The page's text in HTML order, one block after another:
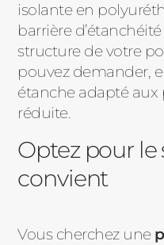
isolante en
barrière
structure de votre
pouvez demander,
étanche adapté
réduite.
Optez pour le
convient
Vous cherchez une